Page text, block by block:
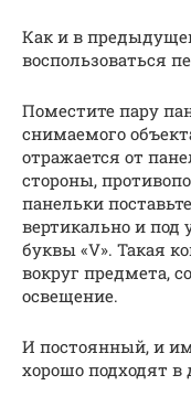
Как и в
воспользоваться
Поместите пару
снимаемого
отражается от
стороны,
панельки
вертикально и под
буквы «V». Такая
вокруг предмета,
освещение.
И постоянный, и
хорошо подходят в